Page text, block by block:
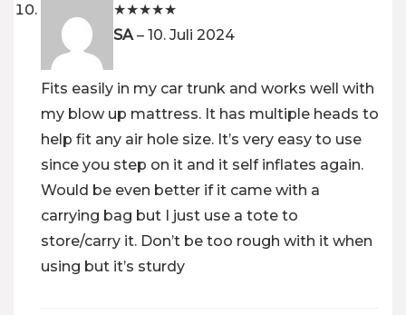
★★★★★
SA– 10. Juli 2024
Fits easily in my car trunk and works well with
my blow up mattress. It has multiple heads to
help fit any air hole size. It’s very easy to use
since you step on it and it self inflates again.
Would be even better if it came with a
carrying bag but I just use a tote to
store/carry it. Don’t be too rough with it when
using but it’s sturdy